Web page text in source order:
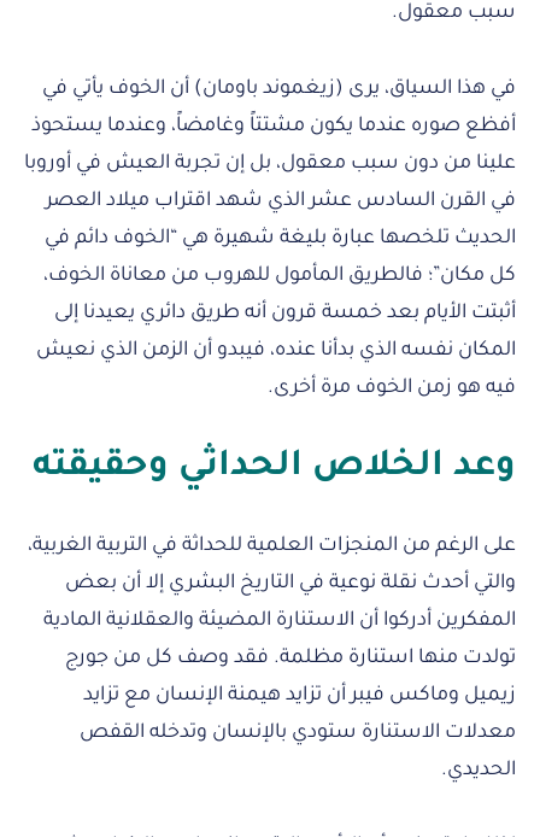
سبب معقول.
في هذا السياق، يرى (زيغموند باومان) أن الخوف يأتي في
أفظع صوره عندما يكون مشتتاً وغامضاً، وعندما يستحوذ
علينا من دون سبب معقول، بل إن تجربة العيش في أوروبا
في القرن السادس عشر الذي شهد اقتراب ميلاد العصر
الحديث تلخصها عبارة بليغة شهيرة هي “الخوف دائم في
كل مكان”؛ فالطريق المأمول للهروب من معاناة الخوف،
أثبتت الأيام بعد خمسة قرون أنه طريق دائري يعيدنا إلى
المكان نفسه الذي بدأنا عنده، فيبدو أن الزمن الذي نعيش
فيه هو زمن الخوف مرة أخرى.
وعد الخلاص الحداثي وحقيقته
على الرغم من المنجزات العلمية للحداثة في التربية الغربية،
والتي أحدث نقلة نوعية في التاريخ البشري إلا أن بعض
المفكرين أدركوا أن الاستنارة المضيئة والعقلانية المادية
تولدت منها استنارة مظلمة. فقد وصف كل من جورج
زيميل وماكس فيبر أن تزايد هيمنة الإنسان مع تزايد
معدلات الاستنارة ستودي بالإنسان وتدخله القفص
الحديدي.